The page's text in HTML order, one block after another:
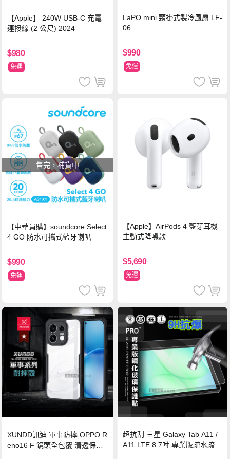
【Apple】 240W USB-C 充電
連接線 (2 公尺) 2024
$980
免運
LaPO mini 頸掛式製冷風扇 LF-
06
$990
免運
售完，補貨中
【中華員購】soundcore Select
4 GO 防水可攜式藍牙喇叭
$990
免運
【Apple】AirPods 4 藍芽耳機
主動式降噪款
$5,690
免運
XUNDD訊迪 軍事防摔 OPPO R
eno16 F 鏡頭全包覆 清透保護
超抗刮 三星 Galaxy Tab A11 /
A11 LTE 8.7吋 專業版疏水疏油